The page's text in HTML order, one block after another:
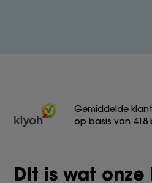
DIt is wat
Gemiddelde
op basis van